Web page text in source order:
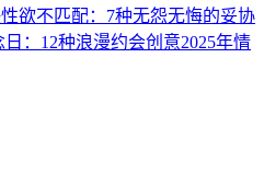
欲不匹配：7种无怨无悔的妥协
：12种浪漫约会创意2025年情